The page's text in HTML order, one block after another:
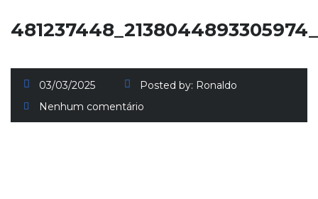
03/03/2025 Posted by: Ronaldo
Nenhum comentário